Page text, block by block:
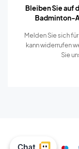
Bleiben Sie auf
Badminton-
Melden Sie sich
kann widerrufen
Sie